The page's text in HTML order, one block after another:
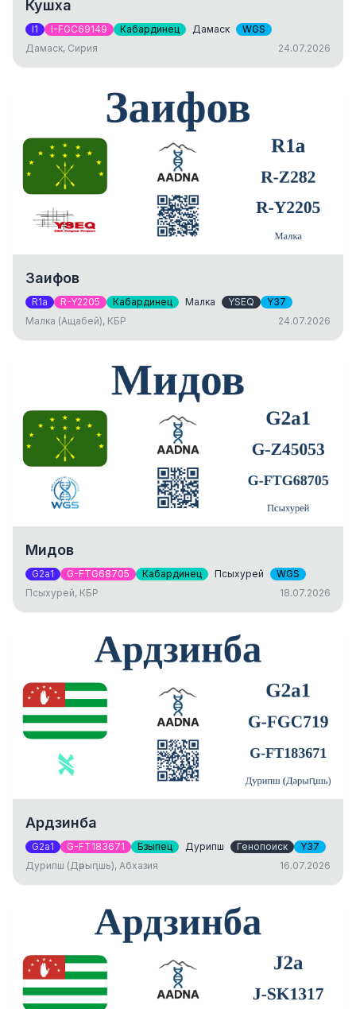
Кушха
I1 I-FGC69149 Кабардинец Дамаск
WGS
Дамаск, Сирия
24.07.2026
Заифов
R1a R-Y2205 Кабардинец Малка YSEQ
Y37
Малка (Ащабей), КБР
24.07.2026
Мидов
G2a1 G-FTG68705 Кабардинец Псыхурей
WGS
Псыхурей, КБР
18.07.2026
Ардзинба
G2a1 G-FT183671 Бзыпец Дурипш Генопоиск
Y37
Дурипш (Дәрыԥшь), Абхазия
16.07.2026